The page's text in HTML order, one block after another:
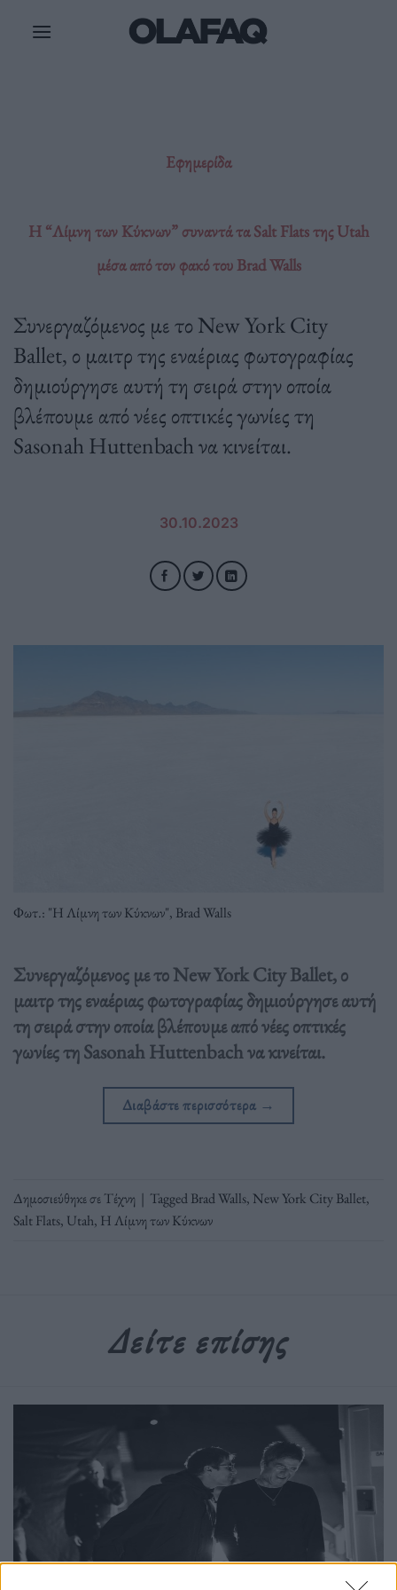
Εφημερίδα
Η “Λίμνη των Κύκνων” συναντά τα Salt Flats της Utah
μέσα από τον φακό του Brad Walls
Συνεργαζόμενος με το New York City
Ballet, ο μαιτρ της εναέριας φωτογραφίας
δημιούργησε αυτή τη σειρά στην οποία
βλέπουμε από νέες οπτικές γωνίες τη
Sasonah Huttenbach να κινείται.
30.10.2023
Φωτ.: "Η Λίμνη των Κύκνων", Brad Walls
Συνεργαζόμενος με το New York City Ballet, ο
μαιτρ της εναέριας φωτογραφίας δημιούργησε αυτή
τη σειρά στην οποία βλέπουμε από νέες οπτικές
γωνίες τη Sasonah Huttenbach να κινείται.
Διαβάστε περισσότερα →
Δημοσιεύθηκε σεΤέχνη | TaggedBrad Walls, New York City Ballet,
Salt Flats, Utah, Η Λίμνη των Κύκνων
Δείτε επίσης